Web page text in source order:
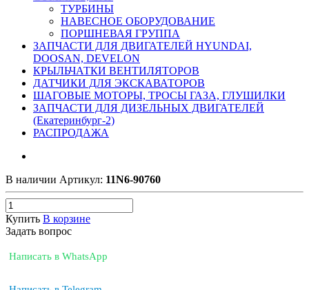
ТУРБИНЫ
НАВЕСНОЕ ОБОРУДОВАНИЕ
ПОРШНЕВАЯ ГРУППА
ЗАПЧАСТИ ДЛЯ ДВИГАТЕЛЕЙ HYUNDAI,
DOOSAN, DEVELON
КРЫЛЬЧАТКИ ВЕНТИЛЯТОРОВ
ДАТЧИКИ ДЛЯ ЭКСКАВАТОРОВ
ШАГОВЫЕ МОТОРЫ, ТРОСЫ ГАЗА, ГЛУШИЛКИ
ЗАПЧАСТИ ДЛЯ ДИЗЕЛЬНЫХ ДВИГАТЕЛЕЙ
(Екатеринбург-2)
РАСПРОДАЖА
В наличии Артикул: 11N6-90760
Купить В корзине
Задать вопрос
Написать в WhatsApp